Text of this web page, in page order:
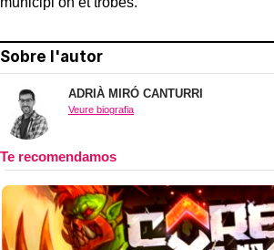
Sobre l'autor
ADRIÀ MIRÓ CANTURRI
Veure biografia